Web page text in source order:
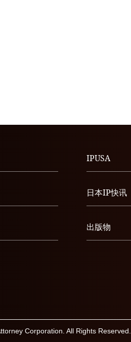
IPUSA
日本IP快讯
出版物
Corporation. All Rights Reserved.